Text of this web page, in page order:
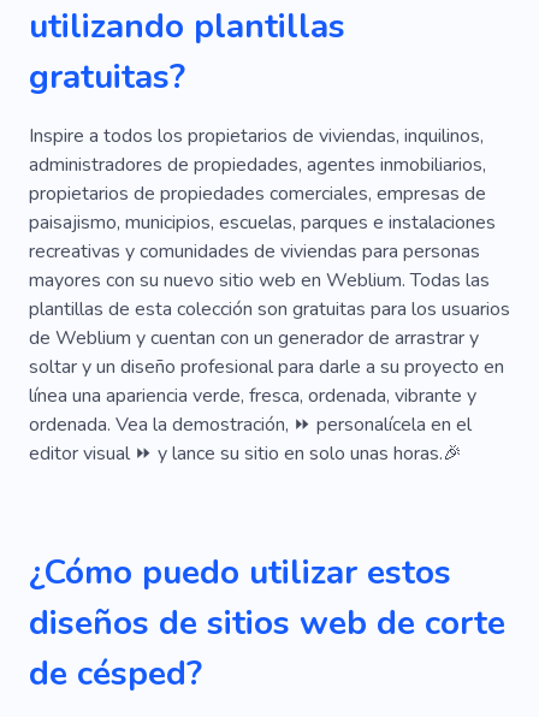
Reconstrucción
Agricultura
Orgánico
Fertilizante
Plantación De Árboles
Suciedad
Césped
Plantaciones
Jardinero
No Transgénico
Servicios
Producción
Remoción De Árboles
Cortar Arboles
Mantenimiento
Roble
Instalación De Césped En Rollo
Fábrica
Jardín
Jardinería
Biodiversidad
Ecológico
Planta Naturaleza
utilizando plantillas
gratuitas?
Inspire a todos los propietarios de viviendas, inquilinos,
administradores de propiedades, agentes inmobiliarios,
propietarios de propiedades comerciales, empresas de
paisajismo, municipios, escuelas, parques e instalaciones
recreativas y comunidades de viviendas para personas
mayores con su nuevo sitio web en Weblium. Todas las
plantillas de esta colección son gratuitas para los usuarios
de Weblium y cuentan con un generador de arrastrar y
soltar y un diseño profesional para darle a su proyecto en
línea una apariencia verde, fresca, ordenada, vibrante y
ordenada. Vea la demostración, ⏩ personalícela en el
editor visual ⏩ y lance su sitio en solo unas horas.🎉
¿Cómo puedo utilizar estos
diseños de sitios web de corte
de césped?